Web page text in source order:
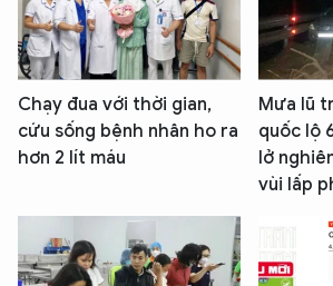
Chạy đua với thời gian,
cứu sống bệnh nhân ho ra
hơn 2 lít máu
Mưa lũ
quốc lộ
lở
vùi lấp